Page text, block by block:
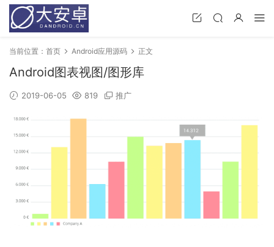
当前位置： 首页 Android应用源码 正文
Android图表视图/图形库
2019-06-05 819 推广